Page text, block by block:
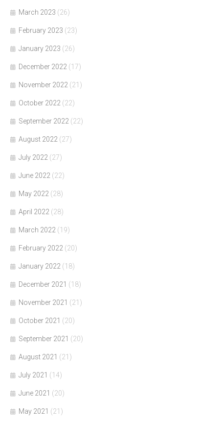
March 2023 (26)
February 2023 (23)
January 2023 (26)
December 2022 (17)
November 2022 (21)
October 2022 (22)
September 2022 (22)
August 2022 (27)
July 2022 (27)
June 2022 (22)
May 2022 (28)
April 2022 (28)
March 2022 (19)
February 2022 (20)
January 2022 (18)
December 2021 (18)
November 2021 (21)
October 2021 (20)
September 2021 (20)
August 2021 (21)
July 2021 (14)
June 2021 (20)
May 2021 (21)